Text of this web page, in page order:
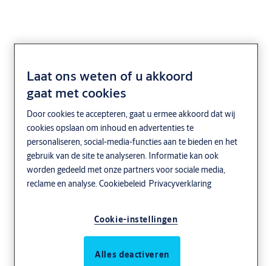
Laat ons weten of u akkoord
gaat met cookies
Door cookies te accepteren, gaat u ermee akkoord dat wij
cookies opslaan om inhoud en advertenties te
personaliseren, social-media-functies aan te bieden en het
gebruik van de site te analyseren. Informatie kan ook
worden gedeeld met onze partners voor sociale media,
reclame en analyse.Cookiebeleid Privacyverklaring
Cookie-instellingen
Alles deactiveren